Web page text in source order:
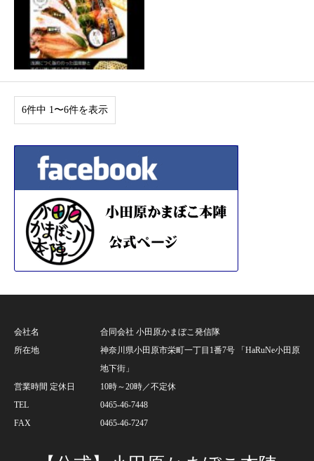
6件中 1〜6件を表示
会社名
合同会社 小田原かまぼこ発信隊
所在地
神奈川県小田原市栄町一丁目1番7号 「HaRuNe小田原
地下街」
営業時間 定休日
10時～20時／不定休
TEL
0465-46-7448
FAX
0465-46-7247